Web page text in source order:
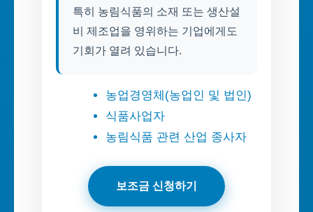
특히 농림식품의 소재 또는 생산설
비 제조업을 영위하는 기업에게도
기회가 열려 있습니다.
농업경영체(농업인 및 법인)
식품사업자
농림식품 관련 산업 종사자
보조금 신청하기